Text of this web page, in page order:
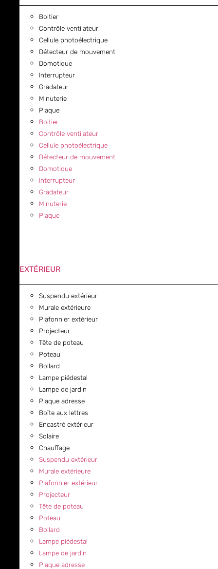
Boitier
Contrôle ventilateur
Cellule photoélectrique
Détecteur de mouvement
Domotique
Interrupteur
Gradateur
Minuterie
Plaque
Boitier
Contrôle ventilateur
Cellule photoélectrique
Détecteur de mouvement
Domotique
Interrupteur
Gradateur
Minuterie
Plaque
EXTÉRIEUR
Suspendu extérieur
Murale extérieure
Plafonnier extérieur
Projecteur
Tête de poteau
Poteau
Bollard
Lampe piédestal
Lampe de jardin
Plaque adresse
Boîte aux lettres
Encastré extérieur
Solaire
Chauffage
Suspendu extérieur
Murale extérieure
Plafonnier extérieur
Projecteur
Tête de poteau
Poteau
Bollard
Lampe piédestal
Lampe de jardin
Plaque adresse